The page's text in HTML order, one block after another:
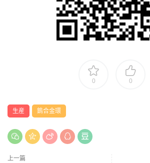
0 0
生産 鎢合金環
上一篇